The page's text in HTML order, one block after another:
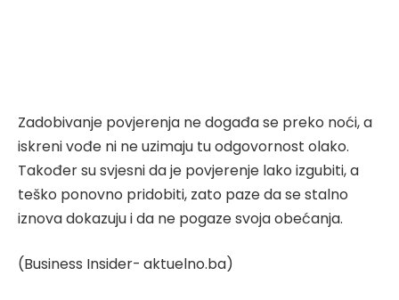
Zadobivanje povjerenja ne događa se preko noći, a
iskreni vođe ni ne uzimaju tu odgovornost olako.
Također su svjesni da je povjerenje lako izgubiti, a
teško ponovno pridobiti, zato paze da se stalno
iznova dokazuju i da ne pogaze svoja obećanja.
(Business Insider- aktuelno.ba)